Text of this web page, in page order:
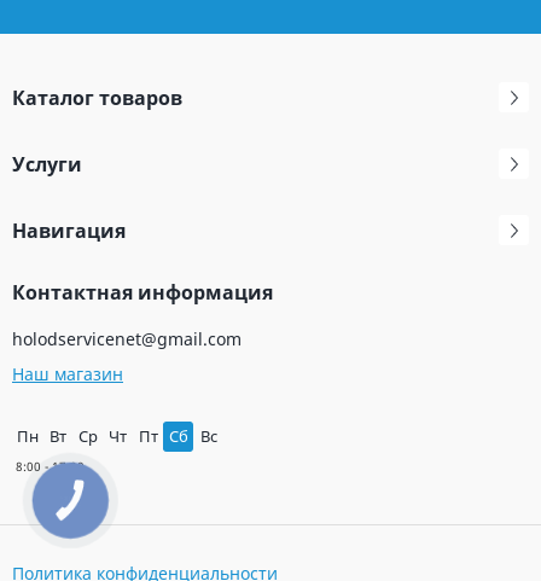
Каталог товаров
Услуги
Навигация
Контактная информация
holodservicenet@gmail.com
Наш магазин
Пн Вт Ср Чт Пт Сб Вс
Политика конфиденциальности
КНОПКА
ЗВ'ЯЗКУ